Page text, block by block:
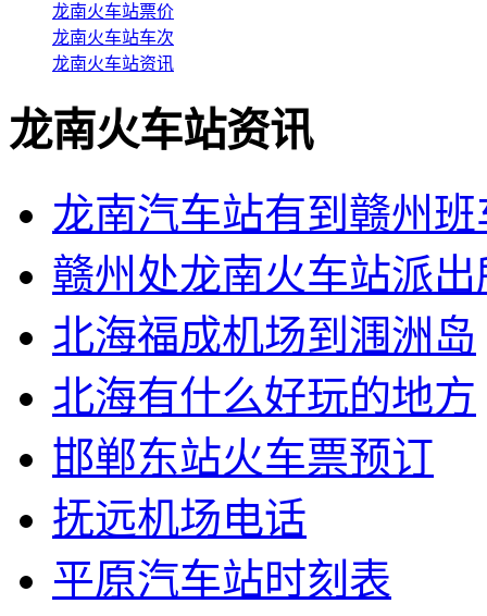
龙南火车站票价
龙南火车站车次
龙南火车站资讯
龙南火车站资讯
龙南汽车站有到赣州班
赣州处龙南火车站派
北海福成机场到涠洲岛
北海有什么好玩的地方
邯郸东站火车票预订
抚远机场电话
平原汽车站时刻表